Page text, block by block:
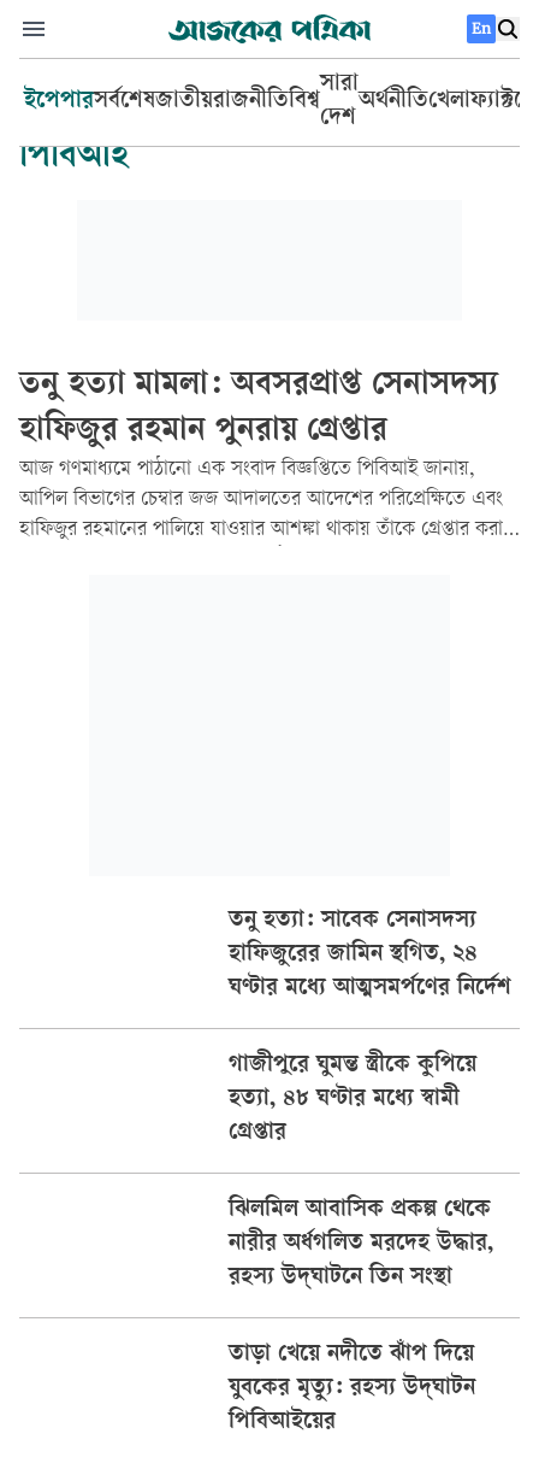
En
ইপেপারসর্বশেষজাতীয়রাজনীতিবিশ্ব
সারা
দেশ
অর্থনীতিখেলা
পিবিআই
তনু হত্যা মামলা: অবসরপ্রাপ্ত সেনাসদস্য
হাফিজুর রহমান পুনরায় গ্রেপ্তার
আজ গণমাধ্যমে পাঠানো এক সংবাদ বিজ্ঞপ্তিতে পিবিআই জানায়,
আপিল বিভাগের চেম্বার জজ আদালতের আদেশের পরিপ্রেক্ষিতে এবং
হাফিজুর রহমানের পালিয়ে যাওয়ার আশঙ্কা থাকায় তাঁকে গ্রেপ্তার করা
তনু হত্যা: সাবেক সেনাসদস্য
হাফিজুরের জামিন স্থগিত, ২৪
ঘণ্টার মধ্যে আত্মসমর্পণের নির্দেশ
গাজীপুরে ঘুমন্ত স্ত্রীকে কুপিয়ে
হত্যা, ৪৮ ঘণ্টার মধ্যে স্বামী
গ্রেপ্তার
ঝিলমিল আবাসিক প্রকল্প থেকে
নারীর অর্ধগলিত মরদেহ উদ্ধার,
রহস্য উদ্‌ঘাটনে তিন সংস্থা
তাড়া খেয়ে নদীতে ঝাঁপ দিয়ে
যুবকের মৃত্যু: রহস্য উদ্‌ঘাটন
পিবিআইয়ের